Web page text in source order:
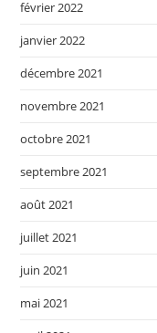
février 2022
janvier 2022
décembre 2021
novembre 2021
octobre 2021
septembre 2021
août 2021
juillet 2021
juin 2021
mai 2021